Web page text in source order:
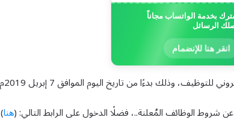
بخدمة الواتساب مجاناً
الرسائل
انقر هنا للإنضمام
وذلك بدءًا من تاريخ اليوم الموافق 7 إبريل 2019م.
شروط الوظائف المُعلنة..، فضلًا الدخول على الرابط التالي: (هنا)